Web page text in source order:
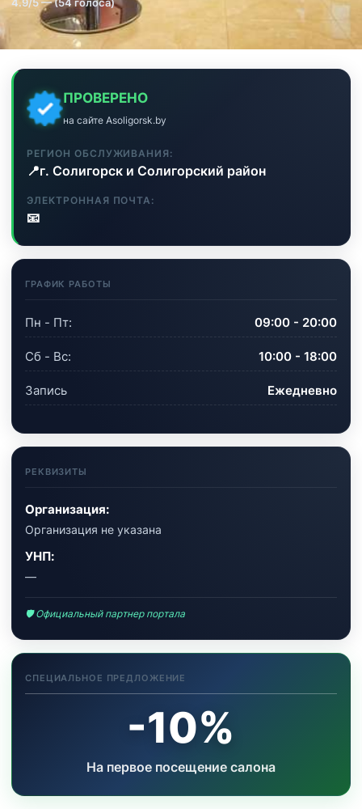
ПРОВЕРЕНО
на сайте Asoligorsk.by
РЕГИОН ОБСЛУЖИВАНИЯ:
📍г. Солигорск и Солигорский район
ЭЛЕКТРОННАЯ ПОЧТА:
📧
ГРАФИК РАБОТЫ
Пн - Пт: 09:00 - 20:00
Сб - Вс: 10:00 - 18:00
Запись Ежедневно
РЕКВИЗИТЫ
Организация:
Организация не указана
УНП:
—
🛡 Официальный партнер портала
СПЕЦИАЛЬНОЕ ПРЕДЛОЖЕНИЕ
-10%
На первое посещение салона